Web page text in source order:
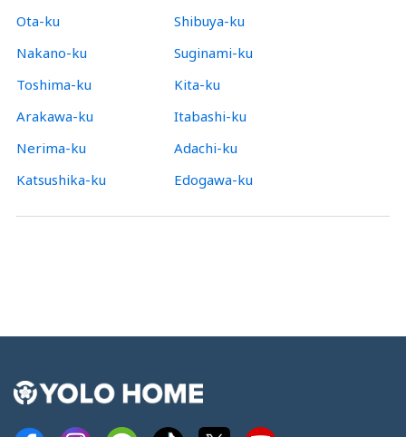
Ota-ku
Shibuya-ku
Nakano-ku
Suginami-ku
Toshima-ku
Kita-ku
Arakawa-ku
Itabashi-ku
Nerima-ku
Adachi-ku
Katsushika-ku
Edogawa-ku